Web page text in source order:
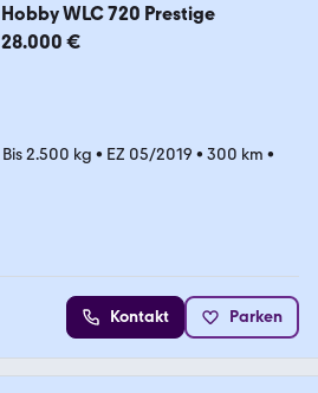
Hobby WLC 720 Prestige
28.000 €
Bis 2.500 kg • EZ 05/2019 • 300 km •
Kontakt Parken